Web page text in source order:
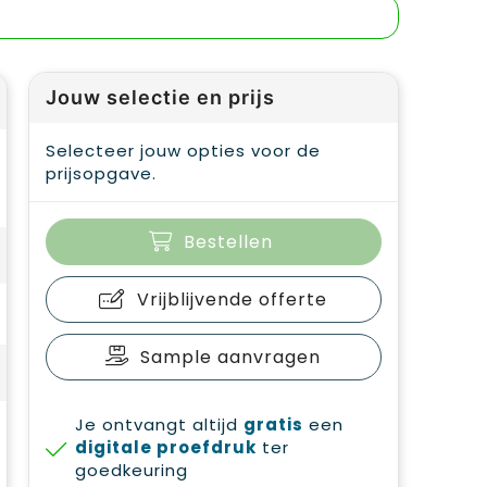
Jouw selectie en prijs
Selecteer jouw opties voor de
prijsopgave.
Bestellen
Vrijblijvende offerte
Sample aanvragen
Je ontvangt altijd gratis een
digitale proefdruk ter
goedkeuring